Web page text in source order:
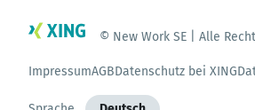
© New Work SE | Alle
ImpressumAGBDatenschutz bei XING